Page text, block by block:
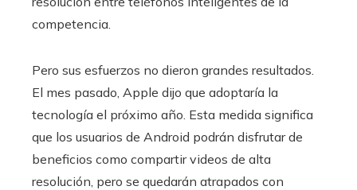
competencia.
Pero sus esfuerzos no dieron grandes resultados.
El mes pasado, Apple dijo que adoptaría la
tecnología el próximo año. Esta medida significa
que los usuarios de Android podrán disfrutar de
beneficios como compartir videos de alta
resolución, pero se quedarán atrapados con